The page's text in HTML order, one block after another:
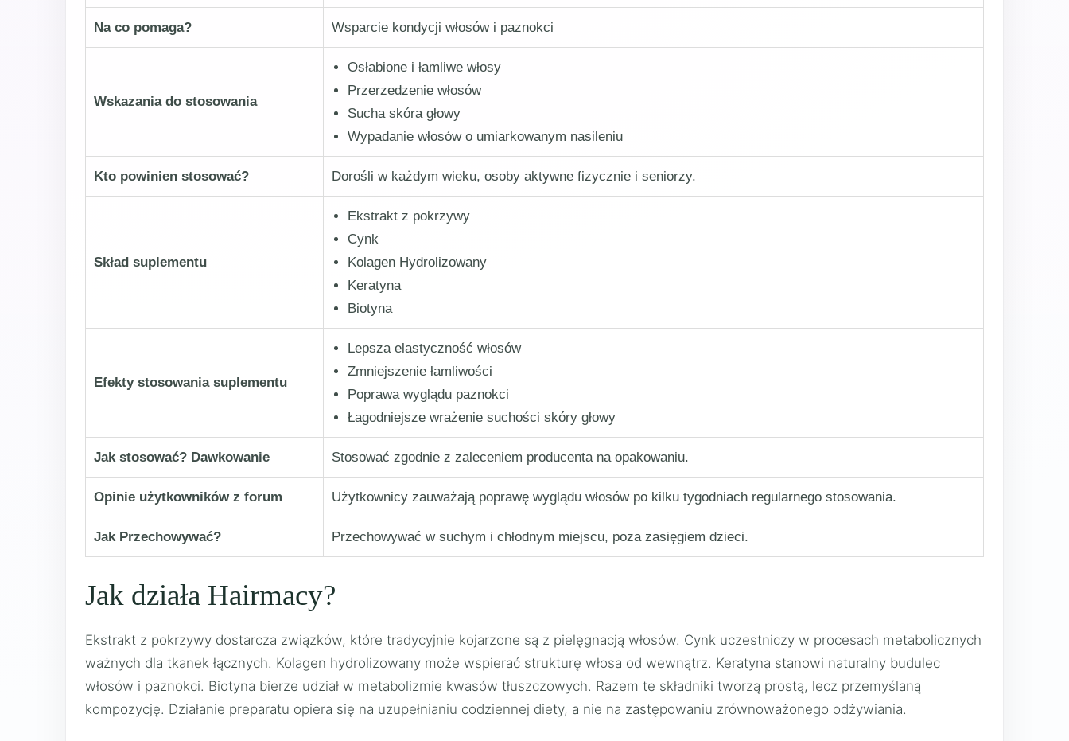
Na co pomaga? Wsparcie kondycji włosów i paznokci
Wskazania do stosowania
Osłabione i łamliwe włosy
Przerzedzenie włosów
Sucha skóra głowy
Wypadanie włosów o umiarkowanym nasileniu
Kto powinien stosować? Dorośli w każdym wieku, osoby aktywne fizycznie i seniorzy.
Skład suplementu
Ekstrakt z pokrzywy
Cynk
Kolagen Hydrolizowany
Keratyna
Biotyna
Efekty stosowania suplementu
Lepsza elastyczność włosów
Zmniejszenie łamliwości
Poprawa wyglądu paznokci
Łagodniejsze wrażenie suchości skóry głowy
Jak stosować? Dawkowanie Stosować zgodnie z zaleceniem producenta na opakowaniu.
Opinie użytkowników z forum Użytkownicy zauważają poprawę wyglądu włosów po kilku tygodniach regularnego stosowania.
Jak Przechowywać? Przechowywać w suchym i chłodnym miejscu, poza zasięgiem dzieci.
Jak działa Hairmacy?
Ekstrakt z pokrzywy dostarcza związków, które tradycyjnie kojarzone są z pielęgnacją włosów. Cynk uczestniczy w procesach metabolicznych
ważnych dla tkanek łącznych. Kolagen hydrolizowany może wspierać strukturę włosa od wewnątrz. Keratyna stanowi naturalny budulec
włosów i paznokci. Biotyna bierze udział w metabolizmie kwasów tłuszczowych. Razem te składniki tworzą prostą, lecz przemyślaną
kompozycję. Działanie preparatu opiera się na uzupełnianiu codziennej diety, a nie na zastępowaniu zrównoważonego odżywiania.